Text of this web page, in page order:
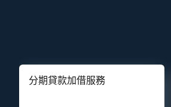
分期貸款加借服務